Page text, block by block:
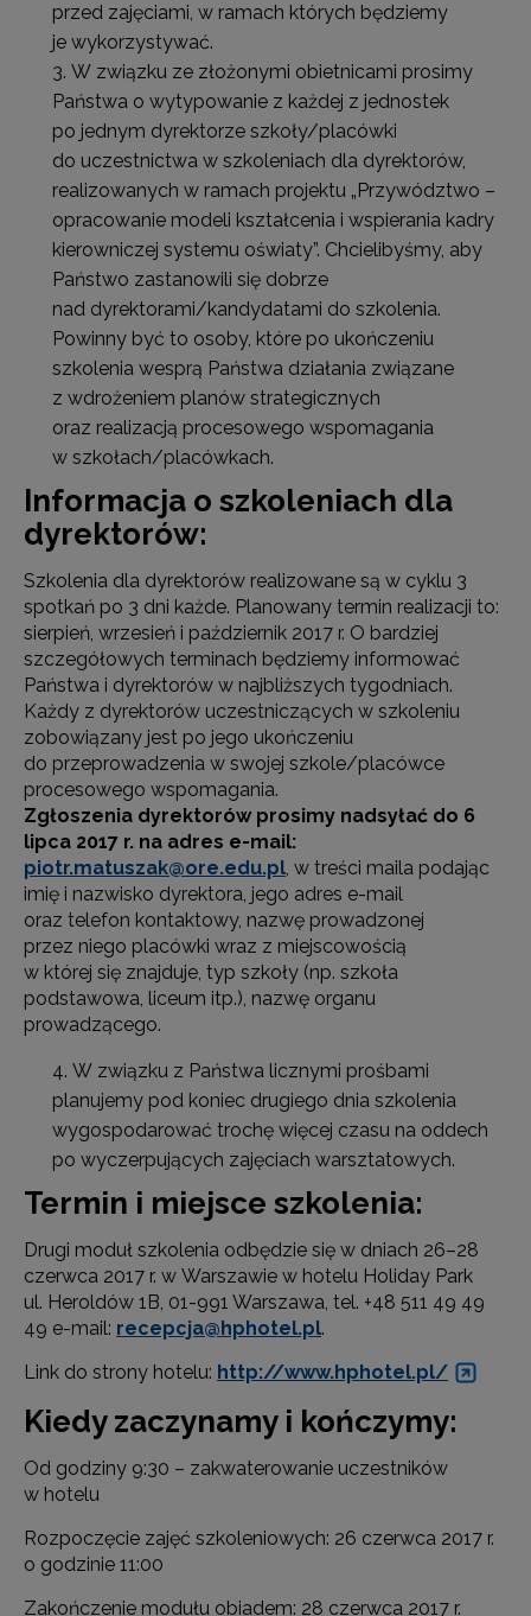
przed zajęciami, w ramach których będziemy
je wykorzystywać.
W związku ze złożonymi obietnicami prosimy
Państwa o wytypowanie z każdej z jednostek
po jednym dyrektorze szkoły/placówki
do uczestnictwa w szkoleniach dla dyrektorów,
realizowanych w ramach projektu „Przywództwo –
opracowanie modeli kształcenia i wspierania kadry
kierowniczej systemu oświaty”. Chcielibyśmy, aby
Państwo zastanowili się dobrze
nad dyrektorami/kandydatami do szkolenia.
Powinny być to osoby, które po ukończeniu
szkolenia wesprą Państwa działania związane
z wdrożeniem planów strategicznych
oraz realizacją procesowego wspomagania
w szkołach/placówkach.
Informacja o szkoleniach dla
dyrektorów:
Szkolenia dla dyrektorów realizowane są w cyklu 3
spotkań po 3 dni każde. Planowany termin realizacji to:
sierpień, wrzesień i październik 2017 r. O bardziej
szczegółowych terminach będziemy informować
Państwa i dyrektorów w najbliższych tygodniach.
Każdy z dyrektorów uczestniczących w szkoleniu
zobowiązany jest po jego ukończeniu
do przeprowadzenia w swojej szkole/placówce
procesowego wspomagania.
Zgłoszenia dyrektorów prosimy nadsyłać do 6
lipca 2017 r. na adres e-mail:
piotr.matuszak@ore.edu.pl, w treści maila podając
imię i nazwisko dyrektora, jego adres e-mail
oraz telefon kontaktowy, nazwę prowadzonej
przez niego placówki wraz z miejscowością
w której się znajduje, typ szkoły (np. szkoła
podstawowa, liceum itp.), nazwę organu
prowadzącego.
W związku z Państwa licznymi prośbami
planujemy pod koniec drugiego dnia szkolenia
wygospodarować trochę więcej czasu na oddech
po wyczerpujących zajęciach warsztatowych.
Termin i miejsce szkolenia:
Drugi moduł szkolenia odbędzie się w dniach 26–28
czerwca 2017 r. w Warszawie w hotelu Holiday Park
ul. Heroldów 1B, 01-991 Warszawa, tel. +48 511 49 49
49 e-mail: recepcja@hphotel.pl.
Link do strony hotelu: http://www.hphotel.pl/
Kiedy zaczynamy i kończymy:
Od godziny 9:30 – zakwaterowanie uczestników
w hotelu
Rozpoczęcie zajęć szkoleniowych: 26 czerwca 2017 r.
o godzinie 11:00
Zakończenie modułu obiadem: 28 czerwca 2017 r.